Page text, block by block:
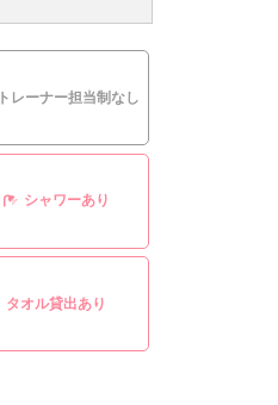
トレーナー担当制なし
シャワーあり
タオル貸出あり